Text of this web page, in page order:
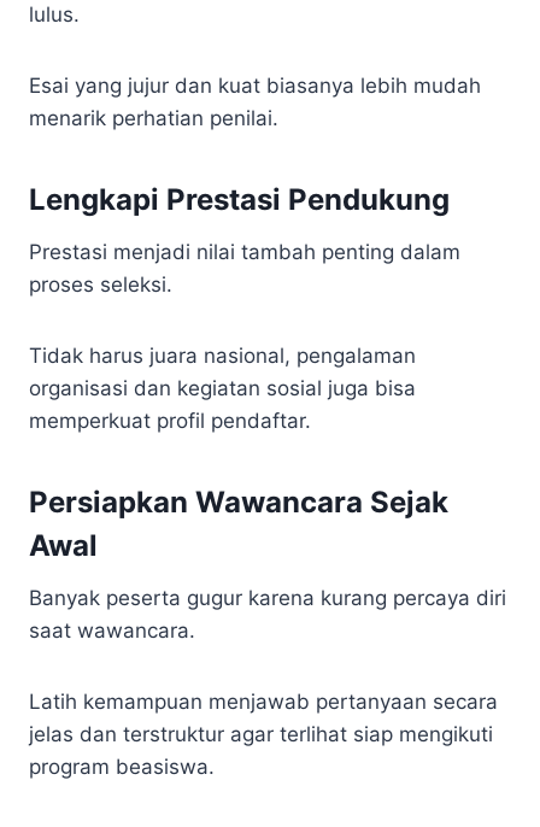
lulus.
Esai yang jujur dan kuat biasanya lebih mudah
menarik perhatian penilai.
Lengkapi Prestasi Pendukung
Prestasi menjadi nilai tambah penting dalam
proses seleksi.
Tidak harus juara nasional, pengalaman
organisasi dan kegiatan sosial juga bisa
memperkuat profil pendaftar.
Persiapkan Wawancara Sejak
Awal
Banyak peserta gugur karena kurang percaya diri
saat wawancara.
Latih kemampuan menjawab pertanyaan secara
jelas dan terstruktur agar terlihat siap mengikuti
program beasiswa.